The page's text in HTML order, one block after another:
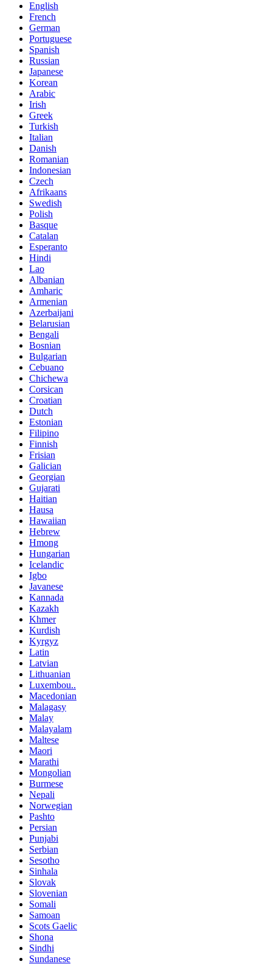
English
French
German
Portuguese
Spanish
Russian
Japanese
Korean
Arabic
Irish
Greek
Turkish
Italian
Danish
Romanian
Indonesian
Czech
Afrikaans
Swedish
Polish
Basque
Catalan
Esperanto
Hindi
Lao
Albanian
Amharic
Armenian
Azerbaijani
Belarusian
Bengali
Bosnian
Bulgarian
Cebuano
Chichewa
Corsican
Croatian
Dutch
Estonian
Filipino
Finnish
Frisian
Galician
Georgian
Gujarati
Haitian
Hausa
Hawaiian
Hebrew
Hmong
Hungarian
Icelandic
Igbo
Javanese
Kannada
Kazakh
Khmer
Kurdish
Kyrgyz
Latin
Latvian
Lithuanian
Luxembou..
Macedonian
Malagasy
Malay
Malayalam
Maltese
Maori
Marathi
Mongolian
Burmese
Nepali
Norwegian
Pashto
Persian
Punjabi
Serbian
Sesotho
Sinhala
Slovak
Slovenian
Somali
Samoan
Scots Gaelic
Shona
Sindhi
Sundanese